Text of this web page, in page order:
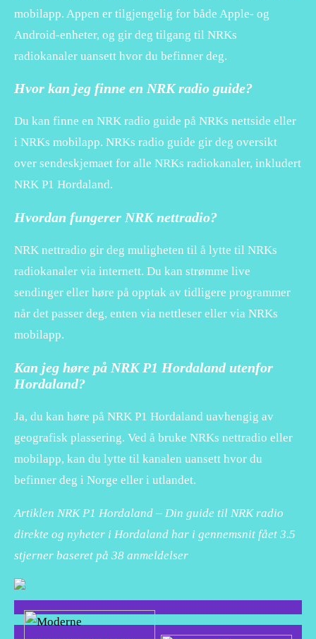
mobilapp. Appen er tilgjengelig for både Apple- og
Android-enheter, og gir deg tilgang til NRKs
radiokanaler uansett hvor du befinner deg.
Hvor kan jeg finne en NRK radio guide?
Du kan finne en NRK radio guide på NRKs nettside eller
i NRKs mobilapp. NRKs radio guide gir deg oversikt
over sendeskjemaet for alle NRKs radiokanaler, inkludert
NRK P1 Hordaland.
Hvordan fungerer NRK nettradio?
NRK nettradio gir deg muligheten til å lytte til NRKs
radiokanaler via internett. Du kan strømme live
sendinger eller høre på opptak av tidligere programmer
når det passer deg, enten via nettleser eller via NRKs
mobilapp.
Kan jeg høre på NRK P1 Hordaland utenfor
Hordaland?
Ja, du kan høre på NRK P1 Hordaland uavhengig av
geografisk plassering. Ved å bruke NRKs nettradio eller
mobilapp, kan du lytte til kanalen uansett hvor du
befinner deg i Norge eller i utlandet.
Artiklen NRK P1 Hordaland – Din guide til NRK radio
direkte og nyheter i Hordaland har i gennemsnit fået 3.5
stjerner baseret på 38 anmeldelser